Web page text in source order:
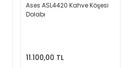
Ases ASL4420 Kahve Köşesi
Dolabı
11.100,00 TL